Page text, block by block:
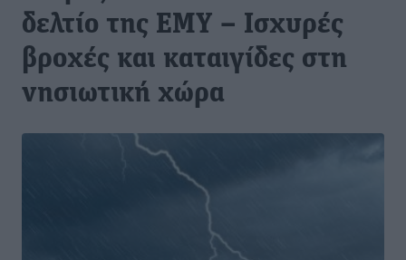
δελτίο της ΕΜΥ – Ισχυρές
βροχές και καταιγίδες στη
νησιωτική χώρα